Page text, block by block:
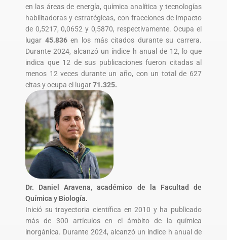
en las áreas de energía, química analítica y tecnologías
habilitadoras y estratégicas, con fracciones de impacto
de 0,5217, 0,0652 y 0,5870, respectivamente. Ocupa el
lugar 45.836en los más citados durante su carrera.
Durante 2024, alcanzó un índice h anual de 12, lo que
indica que 12 de sus publicaciones fueron citadas al
menos 12 veces durante un año, con un total de 627
citas y ocupa el lugar71.325.
Dr. Daniel Aravena, académico de la Facultad de
Química y Biología.
Inició su trayectoria científica en 2010 y ha publicado
más de 300 artículos en el ámbito de la química
inorgánica. Durante 2024, alcanzó un índice h anual de